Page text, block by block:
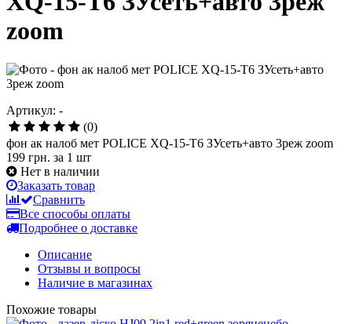
zoom
Артикул: -
(0)
фон ак налоб мет POLICE XQ-15-T6 ЗУсеть+авто 3реж zoom
199 грн. за 1 шт
Нет в наличии
Заказать товар
Сравнить
Все способы оплаты
Подробнее о доставке
Описание
Отзывы и вопросы
Наличие в магазинах
Похожие товары